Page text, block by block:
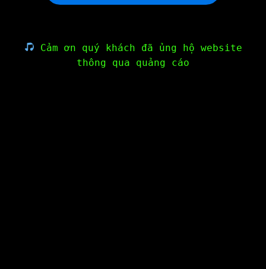
Cảm ơn quý khách đã ủng hộ website
thông qua quảng cáo